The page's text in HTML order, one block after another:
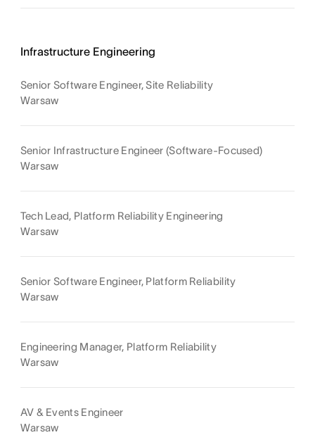
Infrastructure Engineering
Senior Software Engineer, Site Reliability
Warsaw
Senior Infrastructure Engineer (Software-Focused)
Warsaw
Tech Lead, Platform Reliability Engineering
Warsaw
Senior Software Engineer, Platform Reliability
Warsaw
Engineering Manager, Platform Reliability
Warsaw
AV & Events Engineer
Warsaw